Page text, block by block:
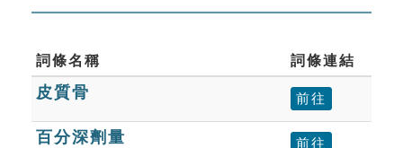
單字索引
生命大百科索引
詞條名稱 詞條連結
皮質骨 前往
百分深劑量 前往